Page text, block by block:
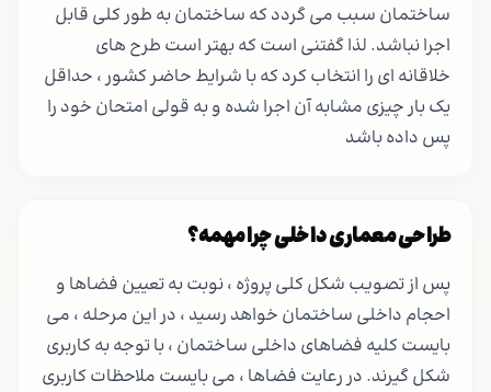
ساختمان سبب می گردد که ساختمان به طور کلی قابل
اجرا نباشد. لذا گفتنی است که بهتر است طرح های
خلاقانه ای را انتخاب کرد که با شرایط حاضر کشور ، حداقل
یک بار چیزی مشابه آن اجرا شده و به قولی امتحان خود را
پس داده باشد
طراحی معماری داخلی چرا مهمه؟
پس از تصویب شکل کلی پروژه ، نوبت به تعیین فضاها و
احجام داخلی ساختمان خواهد رسید ، در این مرحله ، می
بایست کلیه فضاهای داخلی ساختمان ، با توجه به کاربری
شکل گیرند. در رعایت فضاها ، می بایست ملاحظات کاربری